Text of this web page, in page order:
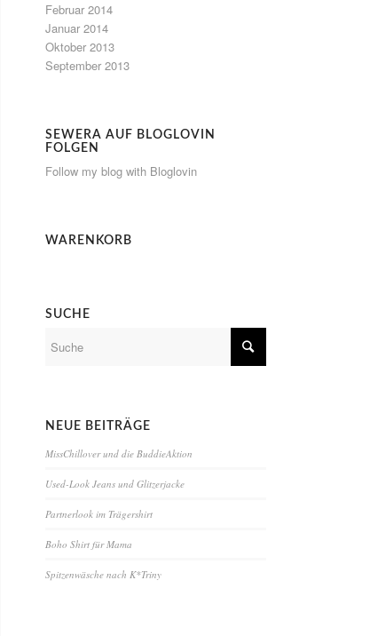
Februar 2014
Januar 2014
Oktober 2013
September 2013
SEWERA AUF BLOGLOVIN
FOLGEN
Follow my blog with Bloglovin
WARENKORB
SUCHE
NEUE BEITRÄGE
MissChillover und die BuddieAktion
Used-Look Jeans und Glitzerjacke
Partnerlook im Trägershirt
Boho Shirt für Mama
Spitzenwäsche nach K*Triny